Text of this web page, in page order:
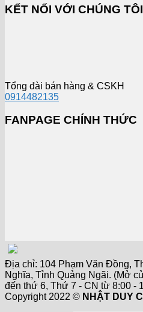
KẾT NỐI VỚI CHÚNG TÔI
Tổng đài bán hàng & CSKH
0914482135
FANPAGE CHÍNH THỨC
Địa chỉ: 104 Phạm Văn Đồng,
Nghĩa, Tỉnh Quảng Ngãi. (Mở
đến thứ 6, Thứ 7 - CN từ 8:00 -
Copyright 2022 © NHẬT DUY